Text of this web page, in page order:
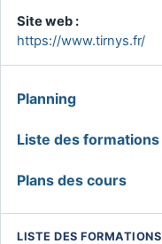
Site web :
https://www.tirnys.fr/
GLOBAL
Planning
Liste des formations
Plans des cours
LISTE DES FORMATIONS